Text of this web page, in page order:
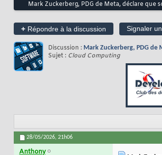
Mark Zuckerberg, PDG de Meta, déclare
+ Répondre à la discussion Signaler
Discussion : Mark Zuckerberg, PDG
Sujet : Cloud Computing
28/05/2026, 21h06
Anthony